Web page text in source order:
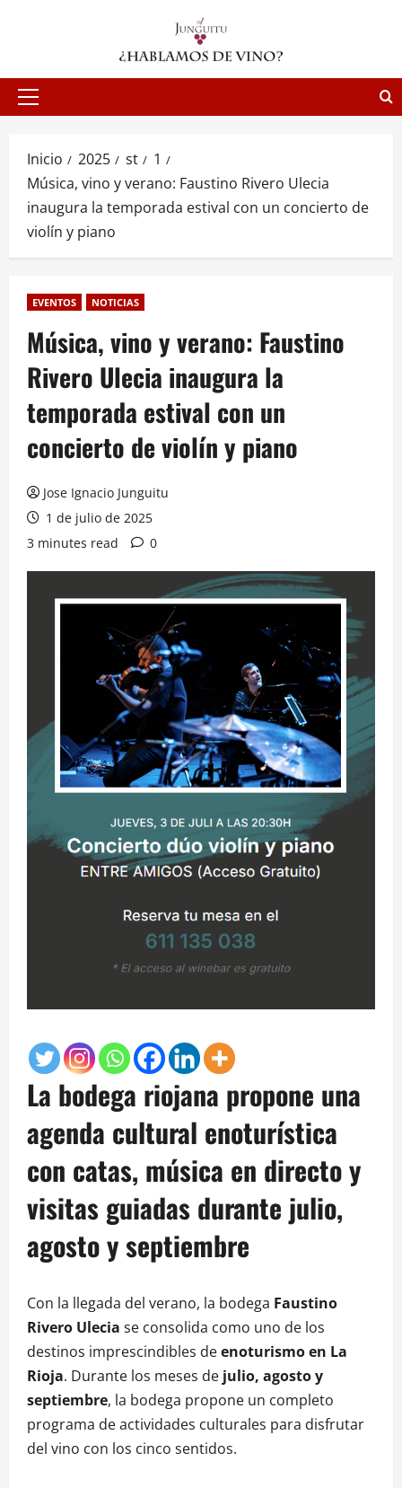
Menú
Inicio 2025 st
1
Música, vino y verano: Faustino Rivero Ulecia
inaugura la temporada estival con un concierto de
violín y piano
EVENTOS NOTICIAS
Música, vino y verano: Faustino
Rivero Ulecia inaugura la
temporada estival con un
concierto de violín y piano
Jose Ignacio Junguitu
1 de julio de 2025
3 minutes read
0
La bodega riojana propone una
agenda cultural enoturística
con catas, música en directo y
visitas guiadas durante julio,
agosto y septiembre
Con la llegada del verano, la bodega Faustino
Rivero Ulecia se consolida como uno de los
destinos imprescindibles deenoturismo en La
Rioja. Durante los meses de julio, agosto y
septiembre, la bodega propone un completo
programa de actividades culturales para disfrutar
del vino con los cinco sentidos.